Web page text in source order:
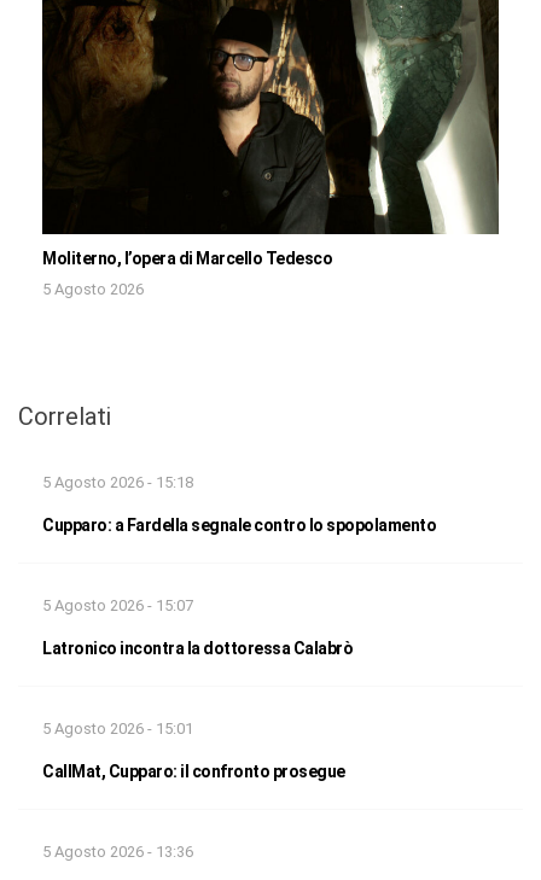
Moliterno, l’opera di Marcello Tedesco
5 Agosto 2026
Correlati
5 Agosto 2026 - 15:18
Cupparo: a Fardella segnale contro lo spopolamento
5 Agosto 2026 - 15:07
Latronico incontra la dottoressa Calabrò
5 Agosto 2026 - 15:01
CallMat, Cupparo: il confronto prosegue
5 Agosto 2026 - 13:36